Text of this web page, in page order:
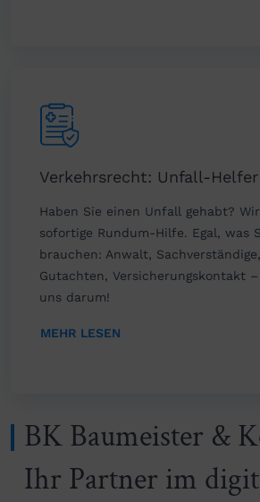
Verkehrsrecht: Unfall-Helfer
Haben Sie einen Unfall gehabt?
sofortige Rundum-Hilfe. Egal, was
brauchen: Anwalt,
Gutachten, Versicherungskontakt
uns darum!
MEHR LESEN
BK Baumeister &
Ihr Partner im